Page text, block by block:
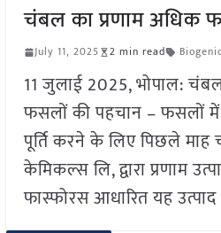
चंबल का प्रणाम अधिक
July 11, 2025 2 min read
11 जुलाई 2025, भोपाल:
फसलों की पहचान – फसलों में
पूर्ति करने के लिए पिछले माह
केमिकल्स लि, द्वारा प्रणाम
फास्फोरस आधारित यह उत्पाद